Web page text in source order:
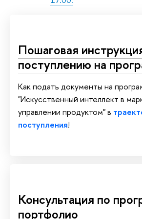
Пошаговая
поступлению на
Как подать документы на
"Искусственный интеллект в
управлении продуктом" в
поступления!
Консультация по
портфолио